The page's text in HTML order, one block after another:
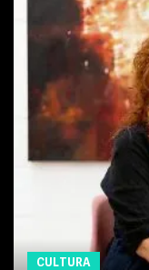
CULTURA